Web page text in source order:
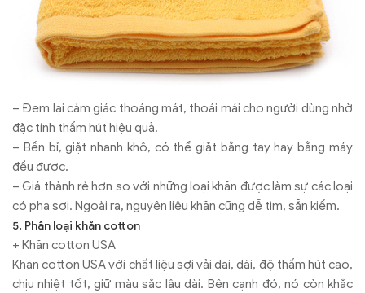
– Đem lại cảm giác thoáng mát, thoái mái cho người dùng nhờ
đặc tính thấm hút hiệu quả.
– Bền bỉ, giặt nhanh khô, có thể giặt bằng tay hay bằng máy
đều được.
– Giá thành rẻ hơn so với những loại khăn được làm sự các loại
có pha sợi. Ngoài ra, nguyên liệu khăn cũng dễ tìm, sẵn kiếm.
5. Phân loại khăn cotton
+ Khăn cotton USA
Khăn cotton USA với chất liệu sợi vải dai, dài, độ thấm hút cao,
chịu nhiệt tốt, giữ màu sắc lâu dài. Bên cạnh đó, nó còn khắc